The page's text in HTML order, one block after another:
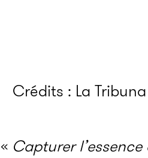
Crédits : La
« Capturer